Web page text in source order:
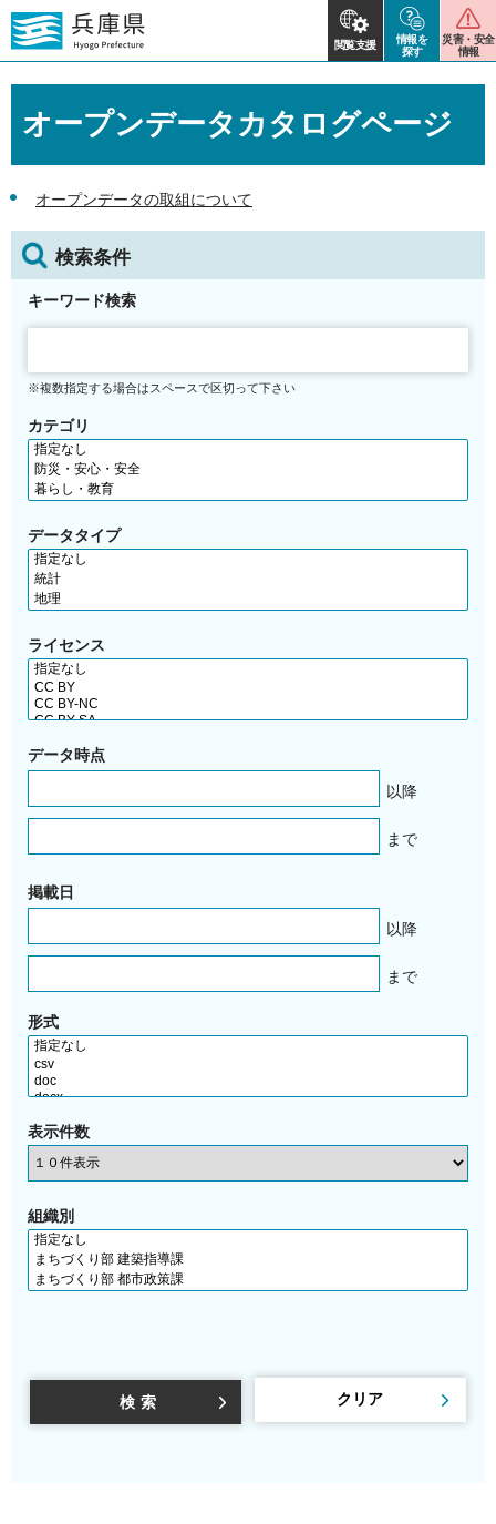
閲覧支援
情報を
探す
災害・安全
情報
オープンデータカタログページ
オープンデータの取組について
検索条件
キーワード検索
※複数指定する場合はスペースで区切って下さい
カテゴリ
データタイプ
ライセンス
データ時点
以降
まで
掲載日
以降
まで
形式
表示件数
組織別